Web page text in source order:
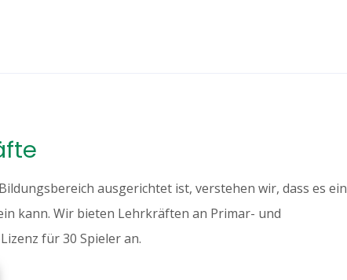
ausgerichtet ist, verstehen wir, dass es ein
kann. Wir bieten Lehrkräften an Primar- und
für 30 Spieler an.